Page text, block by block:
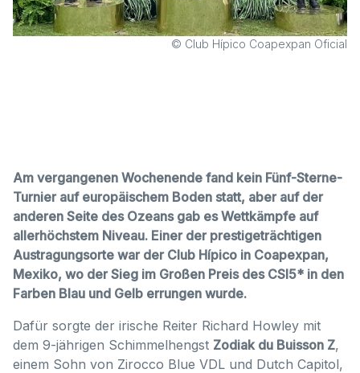
© Club Hípico Coapexpan Oficial
Am vergangenen Wochenende fand kein Fünf-Sterne-
Turnier auf europäischem Boden statt, aber auf der
anderen Seite des Ozeans gab es Wettkämpfe auf
allerhöchstem Niveau. Einer der prestigeträchtigen
Austragungsorte war der Club Hípico in Coapexpan,
Mexiko, wo der Sieg im Großen Preis des CSI5* in den
Farben Blau und Gelb errungen wurde.
Dafür sorgte der irische Reiter Richard Howley mit
dem 9-jährigen Schimmelhengst Zodiak du Buisson Z,
einem Sohn von Zirocco Blue VDL und Dutch Capitol,